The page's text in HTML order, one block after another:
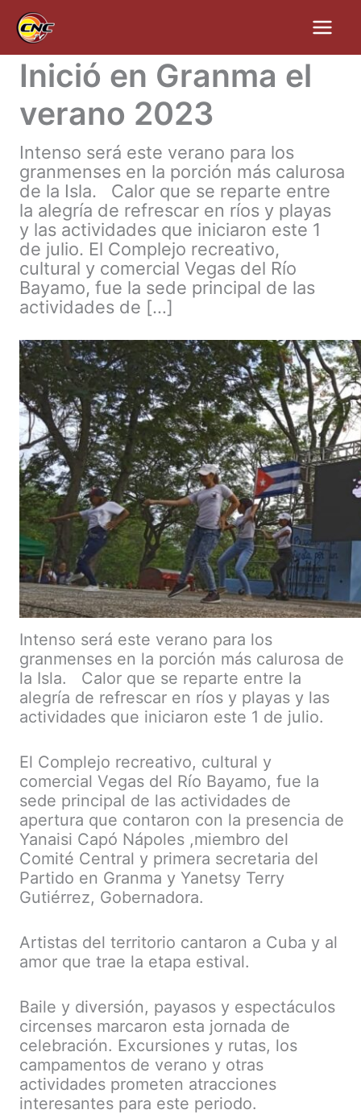
contenido
Inició en Granma el
verano 2023
Intenso será este verano para los
granmenses en la porción más calurosa
de la Isla. Calor que se reparte entre
la alegría de refrescar en ríos y playas
y las actividades que iniciaron este 1
de julio. El Complejo recreativo,
cultural y comercial Vegas del Río
Bayamo, fue la sede principal de las
actividades de […]
Intenso será este verano para los
granmenses en la porción más calurosa de
la Isla. Calor que se reparte entre la
alegría de refrescar en ríos y playas y las
actividades que iniciaron este 1 de julio.
El Complejo recreativo, cultural y
comercial Vegas del Río Bayamo, fue la
sede principal de las actividades de
apertura que contaron con la presencia de
Yanaisi Capó Nápoles ,miembro del
Comité Central y primera secretaria del
Partido en Granma y Yanetsy Terry
Gutiérrez, Gobernadora.
Artistas del territorio cantaron a Cuba y al
amor que trae la etapa estival.
Baile y diversión, payasos y espectáculos
circenses marcaron esta jornada de
celebración. Excursiones y rutas, los
campamentos de verano y otras
actividades prometen atracciones
interesantes para este periodo.